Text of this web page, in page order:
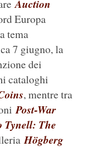
Auction
Europa
tema
7 giugno, la
dei
cataloghi
, mentre tra
Post-War
Tynell: The
Högberg